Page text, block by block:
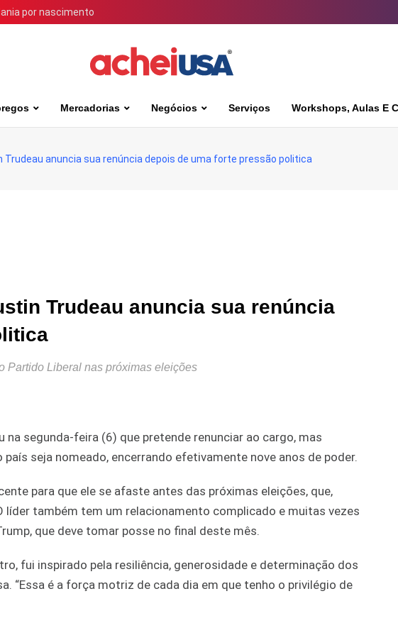
por nascimento
Mercadorias Negócios Serviços Workshops, Aulas E
anuncia sua renúncia depois de uma forte pressão politica
Trudeau anuncia sua renúncia
Partido Liberal nas próximas eleições
segunda-feira (6) que pretende renunciar ao cargo, mas
seja nomeado, encerrando efetivamente nove anos de poder.
para que ele se afaste antes das próximas eleições, que,
líder também tem um relacionamento complicado e muitas vezes
que deve tomar posse no final deste mês.
fui inspirado pela resiliência, generosidade e determinação dos
“Essa é a força motriz de cada dia em que tenho o privilégio de